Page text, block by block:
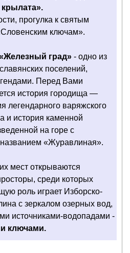
крылата».
прогулка к святым
ключам».
град» - одно из
поселений,
Перед Вами
история городища —
легендарного варяжского
и история каменной
на горе с
названием «Журавлиная».
мест открываются
среди которых
роль играет Изборско-
с зеркалом озерных вод,
источниками-водопадами -
ключами.